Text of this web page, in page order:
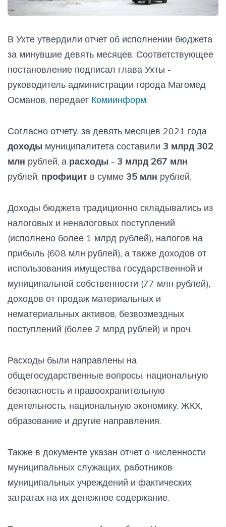
В Ухте утвердили отчет об исполнении бюджета
за минувшие девять месяцев. Соответствующее
постановление подписал глава Ухты -
руководитель администрации города Магомед
Османов, передает Комиинформ.
Согласно отчету, за девять месяцев 2021 года
доходы муниципалитета составили 3 млрд 302
млн рублей, а расходы - 3 млрд 267 млн
рублей, профицит в сумме 35 млн рублей.
Доходы бюджета традиционно складывались из
налоговых и неналоговых поступлений
(исполнено более 1 млрд рублей), налогов на
прибыль (608 млн рублей), а также доходов от
использования имущества государственной и
муниципальной собственности (77 млн рублей),
доходов от продаж материальных и
нематериальных активов, безвозмездных
поступлений (более 2 млрд рублей) и проч.
Расходы были направлены на
общегосударственные вопросы, национальную
безопасность и правоохранительную
деятельность, национальную экономику, ЖКХ,
образование и другие направления.
Также в документе указан отчет о численности
муниципальных служащих, работников
муниципальных учреждений и фактических
затратах на их денежное содержание.